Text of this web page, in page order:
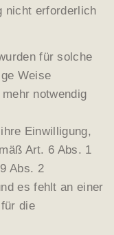
nicht erforderlich
für solche
Weise
notwendig
Einwilligung,
Art. 6 Abs. 1
Abs. 2
es fehlt an einer
die